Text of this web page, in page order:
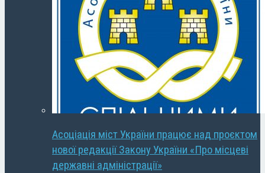
Асоціація міст України працює над проєктом
нової редакції Закону України «Про місцеві
державні адміністрації»